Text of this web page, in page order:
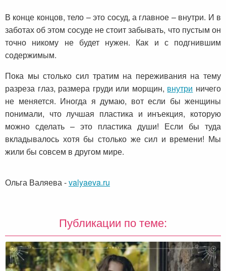
В конце концов, тело – это сосуд, а главное – внутри. И в
заботах об этом сосуде не стоит забывать, что пустым он
точно никому не будет нужен. Как и с подгнившим
содержимым.
Пока мы столько сил тратим на переживания на тему
разреза глаз, размера груди или морщин, внутри ничего
не меняется. Иногда я думаю, вот если бы женщины
понимали, что лучшая пластика и инъекция, которую
можно сделать – это пластика души! Если бы туда
вкладывалось хотя бы столько же сил и времени! Мы
жили бы совсем в другом мире.
Ольга Валяева-valyaeva.ru
Публикации по теме: